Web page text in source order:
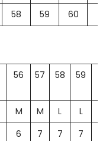
58 59 60
56 57 58 59
M M L L
6
7
7
7